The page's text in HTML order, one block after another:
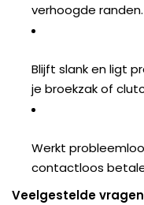
verhoogde randen.
Blijft slank en ligt
je broekzak of
Werkt
contactloos
Veelgestelde